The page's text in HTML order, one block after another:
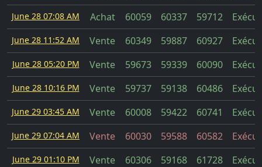
June 28 07:08 AM Achat 60059 60337 59712
June 28 11:52 AM Vente 60349 59887 60927
June 28 05:20 PM Vente 59673 59339 60090
June 28 10:16 PM Vente 59737 59138 60486
June 29 03:45 AM Vente 60008 59422 60741
June 29 07:04 AM Vente 60030 59588 60582
June 29 01:10 PM Vente 60306 59168 61728